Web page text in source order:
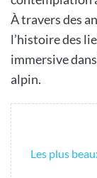
À travers des
l’histoire des
immersive
alpin.
Les plus